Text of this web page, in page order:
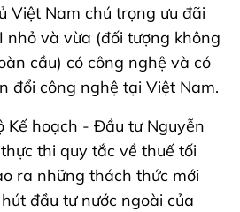
Việt Nam chú trọng ưu đãi
nhỏ và vừa (đối tượng không
cầu) có công nghệ và có
đổi công nghệ tại Việt Nam.
Kế hoạch - Đầu tư Nguyễn
thi quy tắc về thuế tối
ra những thách thức mới
đầu tư nước ngoài của